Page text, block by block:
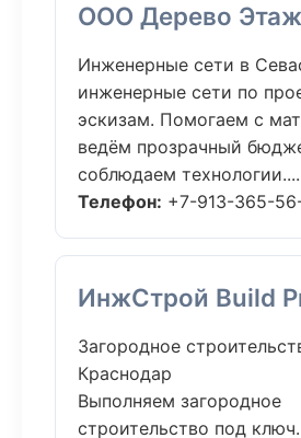
ООО Дерево Этаж
Инженерные сети в
инженерные сети по
эскизам. Помогаем с
ведём прозрачный
соблюдаем технологии....
Телефон: +7-913-365-
ИнжСтрой Build
Загородное
Краснодар
Выполняем загородное
строительство под